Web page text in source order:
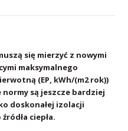
się mierzyć z nowymi
maksymalnego
(EP, kWh/(m2 rok))
są jeszcze bardziej
doskonałej izolacji
ciepła.